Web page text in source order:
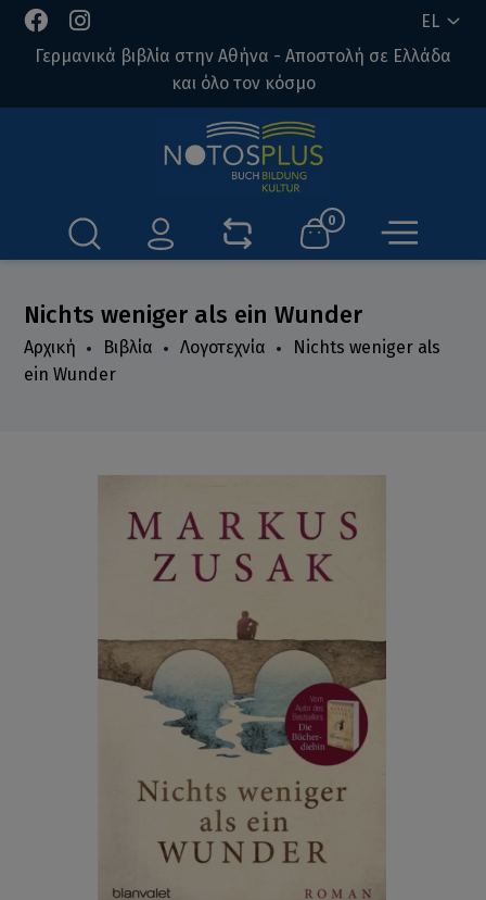
EL
Γερμανικά βιβλία στην Αθήνα - Αποστολή σε Ελλάδα
και όλο τον κόσμο
0
Nichts weniger als ein Wunder
Αρχική Βιβλία Λογοτεχνία
Nichts weniger als
ein Wunder